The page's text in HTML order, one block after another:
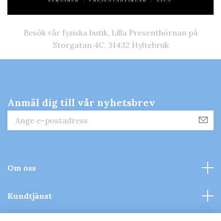
Besök vår fysiska butik, Lilla Presenthörnan på
Storgatan 4C, 31432 Hyltebruk
Anmäl dig till vår nyhetsbrev
Om oss
Kundtjänst